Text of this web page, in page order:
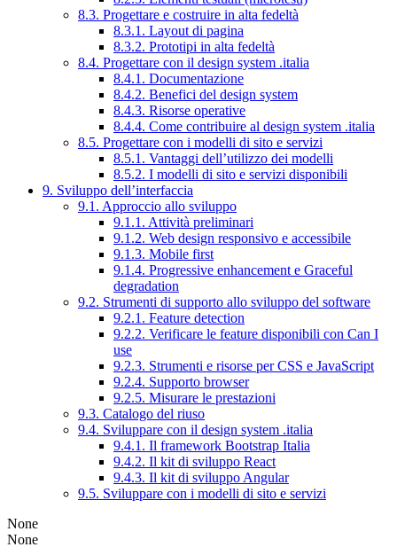
8.3. Progettare e costruire in alta fedeltà
8.3.1. Layout di pagina
8.3.2. Prototipi in alta fedeltà
8.4. Progettare con il design system .italia
8.4.1. Documentazione
8.4.2. Benefici del design system
8.4.3. Risorse operative
8.4.4. Come contribuire al design system .italia
8.5. Progettare con i modelli di sito e servizi
8.5.1. Vantaggi dell’utilizzo dei modelli
8.5.2. I modelli di sito e servizi disponibili
9. Sviluppo dell’interfaccia
9.1. Approccio allo sviluppo
9.1.1. Attività preliminari
9.1.2. Web design responsivo e accessibile
9.1.3. Mobile first
9.1.4. Progressive enhancement e Graceful
degradation
9.2. Strumenti di supporto allo sviluppo del software
9.2.1. Feature detection
9.2.2. Verificare le feature disponibili con Can I
use
9.2.3. Strumenti e risorse per CSS e JavaScript
9.2.4. Supporto browser
9.2.5. Misurare le prestazioni
9.3. Catalogo del riuso
9.4. Sviluppare con il design system .italia
9.4.1. Il framework Bootstrap Italia
9.4.2. Il kit di sviluppo React
9.4.3. Il kit di sviluppo Angular
9.5. Sviluppare con i modelli di sito e servizi
None
None